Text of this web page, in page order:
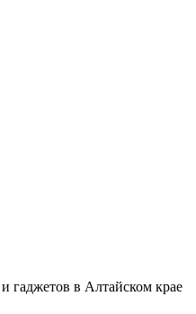
гаджетов в Алтайском крае